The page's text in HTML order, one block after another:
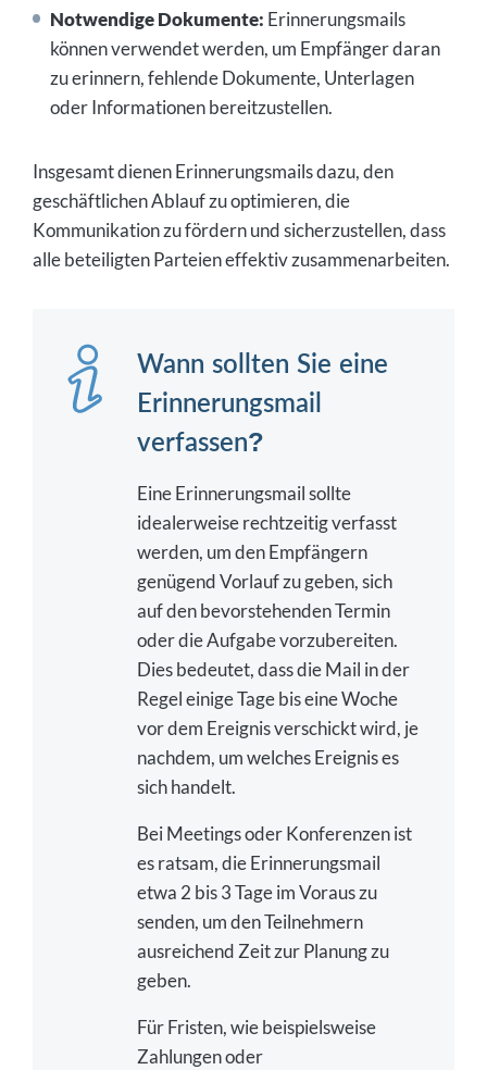
Notwendige Dokumente: Erinnerungsmails
können verwendet werden, um Empfänger daran
zu erinnern, fehlende Dokumente, Unterlagen
oder Informationen bereitzustellen.
Insgesamt dienen Erinnerungsmails dazu, den
geschäftlichen Ablauf zu optimieren, die
Kommunikation zu fördern und sicherzustellen, dass
alle beteiligten Parteien effektiv zusammenarbeiten.
Wann sollten Sie eine
Erinnerungsmail
verfassen?
Eine Erinnerungsmail sollte
idealerweise rechtzeitig verfasst
werden, um den Empfängern
genügend Vorlauf zu geben, sich
auf den bevorstehenden Termin
oder die Aufgabe vorzubereiten.
Dies bedeutet, dass die Mail in der
Regel einige Tage bis eine Woche
vor dem Ereignis verschickt wird, je
nachdem, um welches Ereignis es
sich handelt.
Bei Meetings oder Konferenzen ist
es ratsam, die Erinnerungsmail
etwa 2 bis 3 Tage im Voraus zu
senden, um den Teilnehmern
ausreichend Zeit zur Planung zu
geben.
Für Fristen, wie beispielsweise
Zahlungen oder